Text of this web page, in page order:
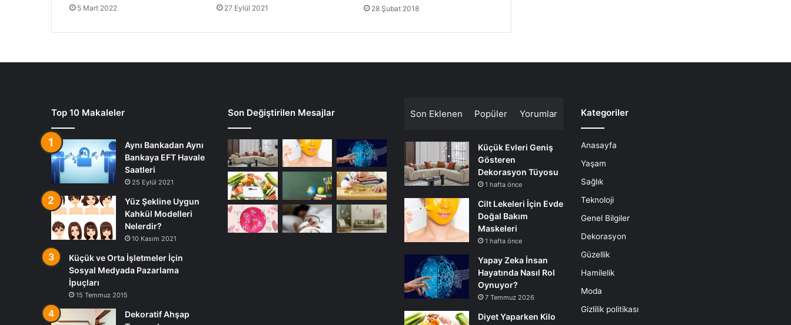
5 Mart 2022 27 Eylül 2021 28 Şubat 2018
Top 10 Makaleler
Aynı Bankadan Aynı
Bankaya EFT Havale
Saatleri
25 Eylül 2021
Yüz Şekline Uygun
Kahkül Modelleri
Nelerdir?
10 Kasım 2021
Küçük ve Orta İşletmeler İçin
Sosyal Medyada Pazarlama
İpuçları
15 Temmuz 2015
Dekoratif Ahşap
Son Değiştirilen Mesajlar Son Eklenen Popüler Yorumlar
Küçük Evleri Geniş
Gösteren
Dekorasyon Tüyosu
1 hafta önce
Cilt Lekeleri İçin Evde
Doğal Bakım
Maskeleri
1 hafta önce
Yapay Zeka İnsan
Hayatında Nasıl Rol
Oynuyor?
7 Temmuz 2026
Diyet Yaparken Kilo
Kategoriler
Anasayfa
Yaşam
Sağlık
Teknoloji
Genel Bilgiler
Dekorasyon
Güzellik
Hamilelik
Moda
Gizlilik politikası